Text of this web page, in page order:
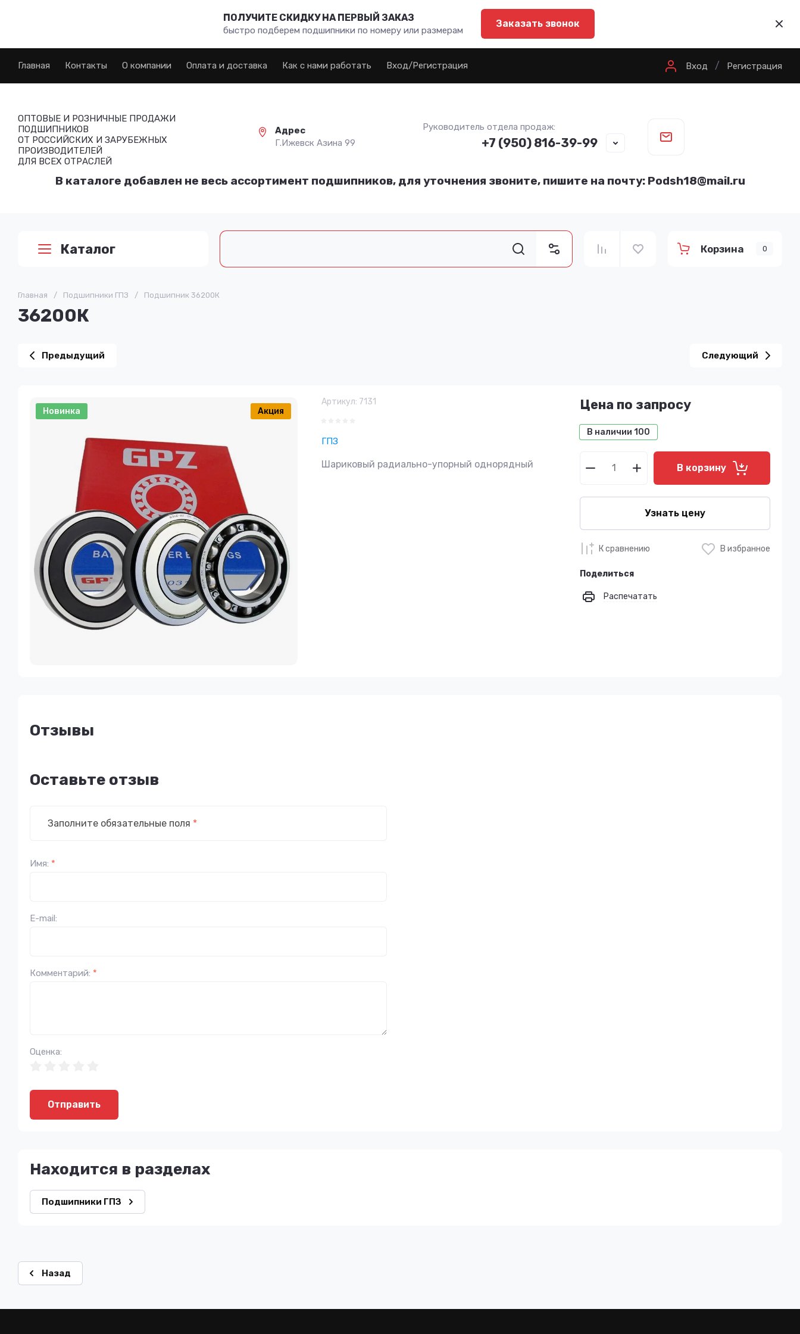
ПОЛУЧИТЕ СКИДКУ НА ПЕРВЫЙ ЗАКАЗ
быстро подберем подшипники по номеру или размерам
Заказать звонок
Главная Контакты О компании Оплата и доставка Как с нами работать Вход/Регистрация Вход / Регистрация
ОПТОВЫЕ И РОЗНИЧНЫЕ ПРОДАЖИ
ПОДШИПНИКОВ
ОТ РОССИЙСКИХ И ЗАРУБЕЖНЫХ
ПРОИЗВОДИТЕЛЕЙ
ДЛЯ ВСЕХ ОТРАСЛЕЙ
Адрес
Г.Ижевск Азина 99
Руководитель отдела продаж:
+7 (950) 816-39-99
В каталоге добавлен не весь ассортимент подшипников, для уточнения звоните, пишите на почту: Podsh18@mail.ru
Каталог Корзина 0
Главная / Подшипники ГПЗ / Подшипник 36200К
36200К
Предыдущий Следующий
Новинка Акция
Артикул: 7131
ГПЗ
Шариковый радиально-упорный однорядный
В наличии 100
Цена по запросу
В корзину
Узнать цену
К сравнению В избранное
Поделиться
Распечатать
Отзывы
Оставьте отзыв
Заполните обязательные поля *
Имя: *
E-mail:
Комментарий: *
Оценка:
Отправить
Находится в разделах
Подшипники ГПЗ
Назад